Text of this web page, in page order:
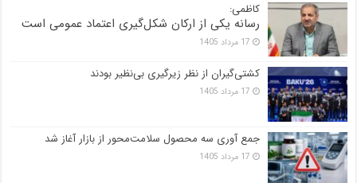
کاظمی:
رسانه یکی از ارکان شکل‌گیری اعتماد عمومی است
17 مرداد 1405
کشتی‌گیران از نظر زیرگیری بی‌نظیر بودند
17 مرداد 1405
جمع آوری سه محصول سلامت‌محور از بازار آغاز شد
17 مرداد 1405